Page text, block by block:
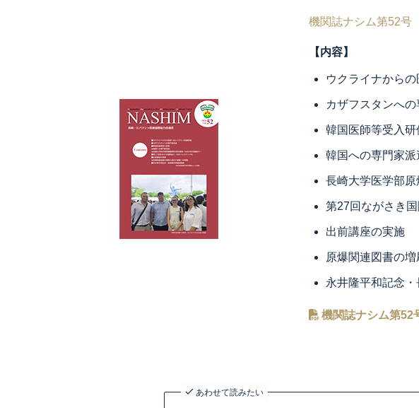
機関誌ナシム第52号
【内容】
ウクライナから
カザフスタンへ
韓国医師等受入研
韓国への専門家派
長崎大学医学部
第27回ながさき
出前講座の実施
原爆関連図書の
永井隆平和記念
機関誌ナシム第52
あわせて読みたい